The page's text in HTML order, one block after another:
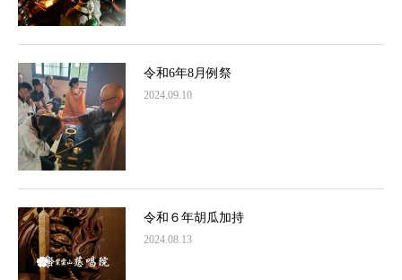
令和6年8月例祭
2024.09.10
令和６年胡瓜加持
2024.08.13